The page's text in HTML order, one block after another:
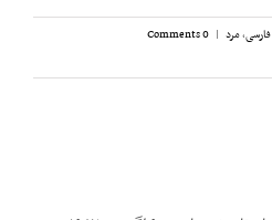
فارسی,مرد |
0 Comments